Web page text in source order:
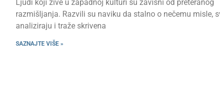
Ljudi koji žive u zapadnoj kulturi su zavisni od preteranog
razmišljanja. Razvili su naviku da stalno o nečemu misle,
analiziraju i traže skrivena
SAZNAJTE VIŠE »